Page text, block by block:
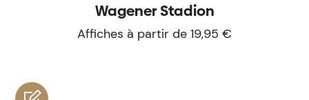
Wagener Stadion
Affiches à partir de 19,95 €